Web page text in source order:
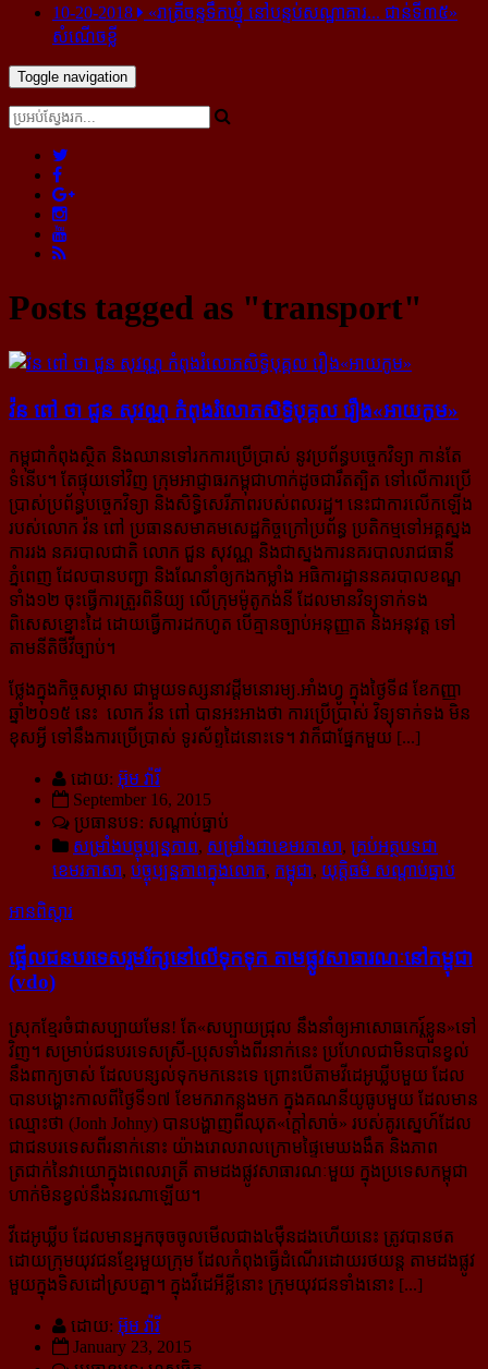
10-20-2018
«រាត្រីចន្ទទឹកឃ្មុំ នៅបន្ទប់សណ្ឋាគារ... ជាន់ទី៣៥»
សំណើចខ្លី
Toggle navigation
Posts tagged as "transport"
វ៉ន ពៅ ថា ជួន សុវណ្ណ កំពុង​រំលោភ​សិទ្ធិ​បុគ្គល រឿង​«អាយកូម»
កម្ពុជាកំពុងស្ថិត និងឈានទៅរកការប្រើប្រាស់ នូវប្រព័ន្ធបច្ចេកវិទ្យា កាន់តែ
ទំនើប។ តែផ្ទុយទៅវិញ ក្រុម​អាជ្ញាធរ​កម្ពុជាហាក់ដូចជារឹតត្បិត ទៅលើការប្រើ
ប្រាស់ប្រព័ន្ធបច្ចេកវិទ្យា និងសិទ្ធិសេរីភាពរបស់ពលរដ្ឋ។ នេះ​ជាការលើកឡើង
របស់លោក វ៉ន ពៅ ប្រធានសមាគមសេដ្ឋកិច្ចក្រៅប្រព័ន្ធ ប្រតិកម្មទៅអគ្គស្នង
ការរង នគរបាល​ជាតិ លោក ជួន សុវណ្ណ និងជាស្នងការនគរបាលរាជធានី
ភ្នំពេញ ដែលបានបញ្ជា និង​ណែនាំ​ឲ្យ​កងកម្លាំង អធិការដ្ឋាននគរបាលខណ្ឌ
ទាំង១២ ចុះធ្វើការត្រួរពិនិយ្យ លើក្រុមម៉ូតូកង់នី ដែលមានវិទ្យុ​ទាក់​ទង
ពិសេសខ្នោះដៃ ដោយធ្វើការដកហូត បើគ្មានច្បាប់អនុញ្ញាត និងអនុវត្ត ទៅ
តាមនីតិថីវីច្បាប់។
ថ្លែងក្នុងកិច្ចសម្ភាស ជាមួយទស្សនាវដ្តីមនោរម្យ.អាំងហ្វូ ក្នុងថ្ងៃទី៨ ខែកញ្ញា
ឆ្នាំ២០១៥ នេះ លោក វ៉ន ពៅ បាន​អះអាងថា ការប្រើប្រាស់ វិទ្យុទាក់ទង មិន
ខុសអ្វី ទៅនឹងការប្រើប្រាស់ ទូរស័ព្ទដៃនោះទេ។ វាក៏ជាផ្នែក​មួយ [...]
ដោយ: អ៊ុម វ៉ារី
September 16, 2015
ប្រធានបទ: សណ្ដាប់ធ្នាប់
សម្រាំងបច្ចុប្បន្នភាព, សម្រាំងជាខេមរភាសា, គ្រប់អត្ថបទជា
ខេមរភាសា, បច្ចុប្បន្នភាពក្នុងលោក, កម្ពុជា, យុត្តិធម៌ សណ្ដាប់ធ្នាប់
អានពិស្ដារ
ផ្អើល​ជន​បរទេស​រួមរ័ក្ស​​​នៅ​លើ​ទុកទុក តាម​ផ្លូវ​សាធារណៈ​នៅ​កម្ពុជា
(vdo)
ស្រុក​ខ្មែរ​ចំ​ជា​សប្បាយ​មែន! តែ​«សប្បាយ​​ជ្រុល នឹង​នាំ​ឲ្យ​​អាសោធ​កេរ្ត៍​ខ្លួន»ទៅ​
វិញ។ សម្រាប់​ជន​បរទេស​ស្រី​-ប្រុស​ទាំង​ពីរ​នាក់​នេះ ប្រហែល​ជា​មិន​បាន​ខ្វល់​
នឹង​ពាក្យ​ចាស់ ដែល​បន្សល់​ទុក​មក​នេះ​ទេ ព្រោះ​បើ​តាម​វីដេអូ​ឃ្លីប​មួយ ដែល​
បាន​បង្ហោះ​កាល​ពី​ថ្ងៃ​ទី​១៧ ខែ​មករា​កន្លង​មក ក្នុង​គណនី​​យូធូប​​មួយ ដែល​​មាន​​
ឈ្មោះ​ថា (Jonh Johny) បាន​បង្ហាញ​ពីឈុត​«ក្តៅ​សាច់» របស់​គូរ​សេ្នហ៍​ដែល​
ជា​ជន​បរទេស​ពីរ​នាក់​នោះ យ៉ាង​រោល​រាល​ក្រោម​ផ្ទៃ​មេឃ​ងងឹត និង​ភាព​
ត្រជាក់​នៃ​វាយោ​ក្នុង​ពេល​រាត្រី តាម​ដង​ផ្លូវ​សាធារណៈ​មួយ ក្នុង​ប្រទេស​កម្ពុជា
ហាក់​មិន​ខ្វល់​នឹង​នរណា​ឡើយ។
វីដេអូ​ឃ្លីប ដែល​មាន​អ្នក​ចុច​ចូល​មើល​ជាង​៤ម៉ឺន​ដង​ហើយ​​នេះ ត្រូវ​បាន​ថត​
ដោយ​ក្រុម​យុវជន​ខ្មែរ​មួយ​ក្រុម ដែល​​កំពុង​​ធ្វើ​​ដំណើរ​ដោយរថយន្ត តាម​ដង​ផ្លូវ​
មួយ​​ក្នុង​ទិស​ដៅ​ស្រប​គ្នា។ ក្នុង​វីដេអី​ខ្លី​នោះ ក្រុម​យុវជន​ទាំង​នោះ [...]
ដោយ: អ៊ុម វ៉ារី
January 23, 2015